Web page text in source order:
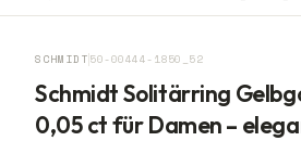
SCHMIDT 50-00444-1850_52
Schmidt Solitärring
0,05 ct für Damen –